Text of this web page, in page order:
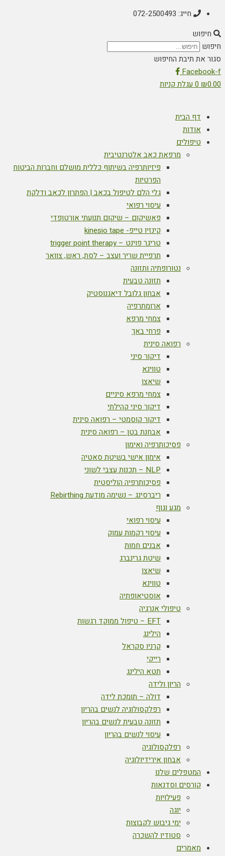
חייג: 072-2500493
חיפוש
חיפוש
סגור את תיבת החיפוש
Facebook-f
₪0.00
0 עגלת קניות
דף הבית
אודות
טיפולים
מרפאת כאב אלטרנטיבית
פיזיותרפיה בשיתוף כללית מושלם וחברות הביטוח
הפרטיות
גלי הלם לטיפול בכאב | הפתרון לכאב ודלקת
עיסוי רפואי
פאשיקום – שיקום תנועתי אורטופדי
קינזיו טייפ- kinesio tape
טריגר פוינט – trigger point therapy
תרפיית שריר ועצב – לסת, ראש, צוואר
נטורופתיה ותזונה
תזונה טבעית
אבחון גלובל דיאגנוסטיק
ארומתרפיה
צמחי מרפא
פרחי באך
רפואה סינית
דיקור סיני
טווינא
שיאצו
צמחי מרפא סיניים
דיקור סיני קהילתי
דיקור קוסמטי – רפואה סינית
אבחנת בטן – רפואה סינית
פסיכותרפיה ואימון
אימון אישי בשיטת סאטיה
NLP – תכנות עצבי לשוני
פסיכותרפיה הוליסטית
ריברסינג – נשימה מודעת Rebirthing
מגע וגוף
עיסוי רפואי
עיסוי רקמות עמוק
אבנים חמות
שיטת גרינברג
שיאצו
טווינא
אוסטיאופתיה
טיפולי אנרגיה
EFT – טיפול ממוקד רגשות
הילינג
קרניו סקראל
רייקי
תטא הילינג
הריון ולידה
דולה – תומכת לידה
רפלקסולוגיה לנשים בהריון
תזונה טבעית לנשים בהריון
עיסוי לנשים בהריון
רפלקסולוגיה
אבחון אירידיולוגיה
המטפלים שלנו
קורסים וסדנאות
פעילויות
יוגה
ימי גיבוש לקבוצות
סטודיו להשכרה
מאמרים